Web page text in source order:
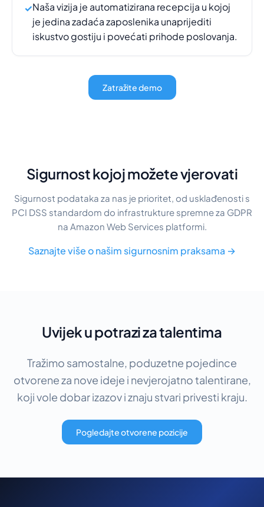
✓Naša vizija je automatizirana recepcija u kojoj
je jedina zadaća zaposlenika unaprijediti
iskustvo gostiju i povećati prihode poslovanja.
Zatražite demo
Sigurnost kojoj možete vjerovati
Sigurnost podataka za nas je prioritet, od usklađenosti s
PCI DSS standardom do infrastrukture spremne za GDPR
na Amazon Web Services platformi.
Saznajte više o našim sigurnosnim praksama →
Uvijek u potrazi za talentima
Tražimo samostalne, poduzetne pojedince
otvorene za nove ideje i nevjerojatno talentirane,
koji vole dobar izazov i znaju stvari privesti kraju.
Pogledajte otvorene pozicije